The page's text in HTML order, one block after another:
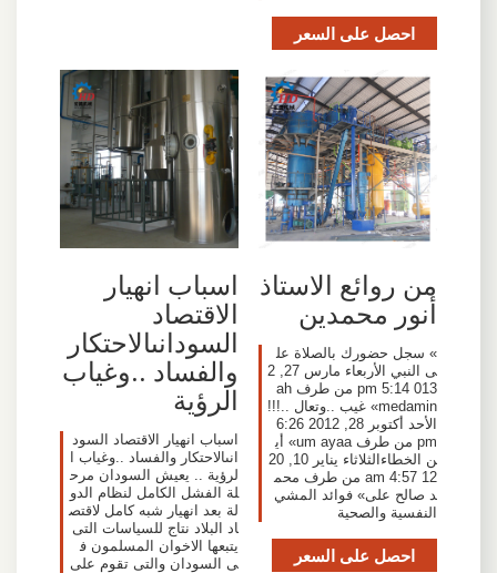
احصل على السعر
من روائع الاستاذ
أنور محمدين
» سجل حضورك بالصلاة عل
ى النبي الأربعاء مارس 27, 2
013 5:14 pm من طرف ah
medamin» غيب ..وتعال ..!!!
الأحد أكتوبر 28, 2012 6:26
pm من طرف um ayaa» أي
ن الخطاءالثلاثاء يناير 10, 20
12 4:57 am من طرف محم
د صالح على» فوائد المشي
النفسية والصحية
احصل على السعر
اسباب انهيار
الاقتصاد
السودانىالاحتكار
والفساد ..وغياب
الرؤية
اسباب انهيار الاقتصاد السود
انىالاحتكار والفساد ..وغياب ا
لرؤية .. يعيش السودان مرح
لة الفشل الكامل لنظام الدو
لة بعد انهيار شبه كامل لاقتص
اد البلاد نتاج للسياسات التى
يتبعها الاخوان المسلمون ف
ى السودان والتى تقوم على